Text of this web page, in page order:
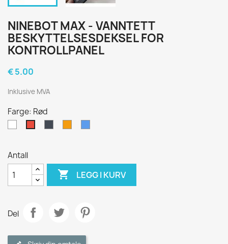
NINEBOT MAX - VANNTETT
BESKYTTELSESDEKSEL FOR
KONTROLLPANEL
€ 5.00
Inklusive MVA
Farge: Rød
Antall
 LEGG I KURV
Del